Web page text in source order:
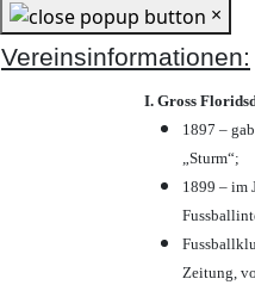
×
Vereinsinformationen:
I. Gross
1897 –
„Sturm“;
1899 – im
Zeitung,